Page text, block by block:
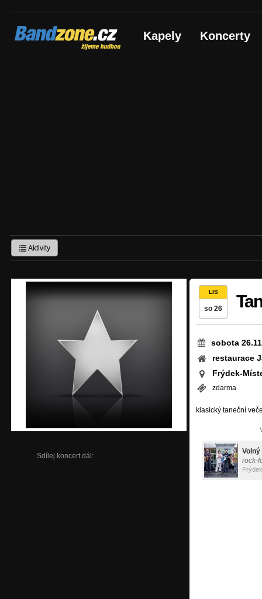
Bandzone.cz
žijeme hudbou Kapely Koncerty
Aktivity
Sdílej koncert dál:
LIS
so 26
sobota
restaurace
Frýdek-
zdarma
klasický taneční
rock-